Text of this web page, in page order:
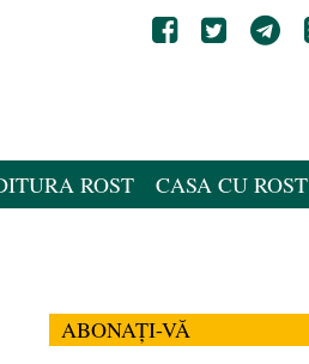
ROST CASA CU ROST
ABONAȚI-VĂ